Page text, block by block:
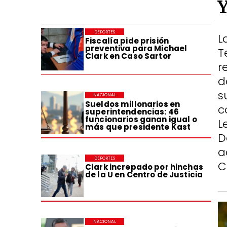
Fiscalía pide prisión
preventiva para Michael
Clark en Caso Sartor
DEPORTES
Sueldos millonarios en
superintendencias: 46
funcionarios ganan igual o
más que presidente Kast
NACIONAL
Clark increpado por hinchas
de la U en Centro de Justicia
DEPORTES
NACIONAL